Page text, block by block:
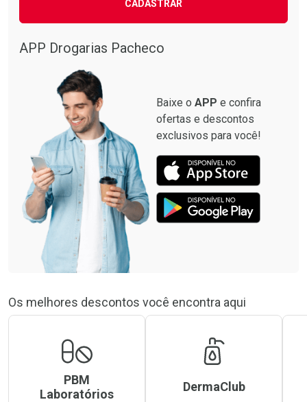
Comprar sem Desconto
Comprar sem Desconto
Por R$ 110,90/cada
CADASTRAR
APP Drogarias Pacheco
Baixe o APP e confira
ofertas e descontos
exclusivos para você!
Os melhores descontos você encontra aqui
PBM
Laboratórios
DermaClub